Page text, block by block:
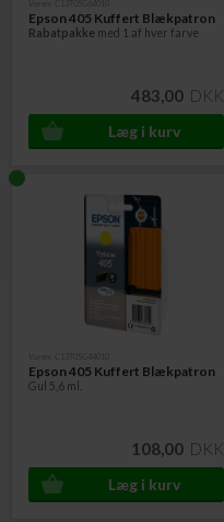
Epson 405 Kuffert Blækpatron
Rabatpakke med 1 af hver farve
483,00 DKK
Epson 405 Kuffert Blækpatron
Gul 5,6 ml.
108,00 DKK